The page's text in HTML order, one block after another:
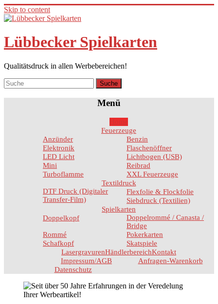
Skip to content
Lübbecker Spielkarten
Qualitätsdruck in allen Werbebereichen!
Menü
Home
Feuerzeuge
Anzünder
Benzin
Elektronik
Flaschenöffner
LED Licht
Lichtbogen (USB)
Mini
Reibrad
Turboflamme
XXL Feuerzeuge
Textildruck
DTF Druck (Digitaler
Transfer-Film)
Flexfolie & Flockfolie
Siebdruck (Textilien)
Spielkarten
Doppelkopf
Doppelrommé / Canasta /
Bridge
Rommé
Pokerkarten
Schafkopf
Skatspiele
LasergravurenHändlerbereichKontakt
Impressum/AGB
Datenschutz
Anfragen-Warenkorb